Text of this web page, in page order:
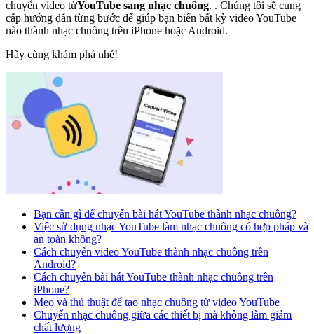
chuyển video từYouTube sang nhạc chuông. . Chúng tôi sẽ cung
cấp hướng dẫn từng bước để giúp bạn biến bất kỳ video YouTube
nào thành nhạc chuông trên iPhone hoặc Android.
Hãy cùng khám phá nhé!
Bạn cần gì để chuyển bài hát YouTube thành nhạc chuông?
Việc sử dụng nhạc YouTube làm nhạc chuông có hợp pháp và
an toàn không?
Cách chuyển video YouTube thành nhạc chuông trên
Android?
Cách chuyển bài hát YouTube thành nhạc chuông trên
iPhone?
Mẹo và thủ thuật để tạo nhạc chuông từ video YouTube
Chuyển nhạc chuông giữa các thiết bị mà không làm giảm
chất lượng